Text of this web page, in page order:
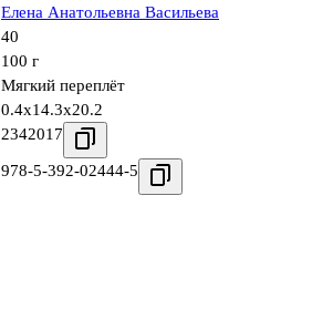
Елена Анатольевна Васильева
40
100 г
Мягкий переплёт
0.4x14.3x20.2
2342017
978-5-392-02444-5